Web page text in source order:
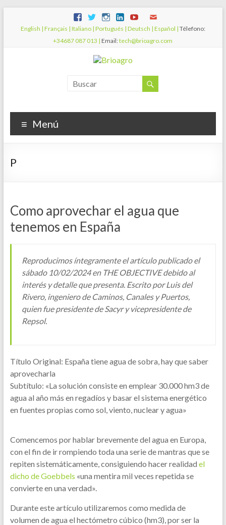
English | Français | Italiano | Portugués | Deutsch | Español | Télefono:
+34687 087 013 | Email:tech@brioagro.com
Menú
P
Como aprovechar el agua que
tenemos en España
Reproducimos íntegramente el artículo publicado el
sábado 10/02/2024 en THE OBJECTIVE debido al
interés y detalle que presenta. Escrito por Luis del
Rivero, ingeniero de Caminos, Canales y Puertos,
quien fue presidente de Sacyr y vicepresidente de
Repsol.
Título Original: España tiene agua de sobra, hay que saber
aprovecharla
Subtítulo: «La solución consiste en emplear 30.000 hm3 de
agua al año más en regadíos y basar el sistema energético
en fuentes propias como sol, viento, nuclear y agua»
Comencemos por hablar brevemente del agua en Europa,
con el fin de ir rompiendo toda una serie de mantras que se
repiten sistemáticamente, consiguiendo hacer realidad el
dicho de Goebbels «una mentira mil veces repetida se
convierte en una verdad».
Durante este artículo utilizaremos como medida de
volumen de agua el hectómetro cúbico (hm3), por ser la